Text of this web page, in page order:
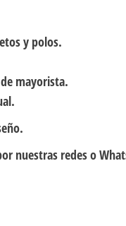
y polos.
mayorista.
nuestras redes o